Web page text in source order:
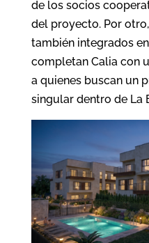
de los socios
del proyecto. Por
también integrados
completan Calia con
a quienes buscan un
singular dentro de La